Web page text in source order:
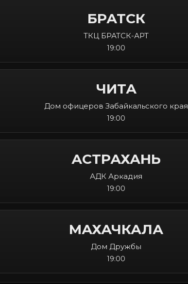
БРАТСК
ТКЦ БРАТСК-АРТ
19:00
ЧИТА
Дом офицеров Забайкальского края
19:00
АСТРАХАНЬ
АДК Аркадия
19:00
МАХАЧКАЛА
Дом Дружбы
19:00